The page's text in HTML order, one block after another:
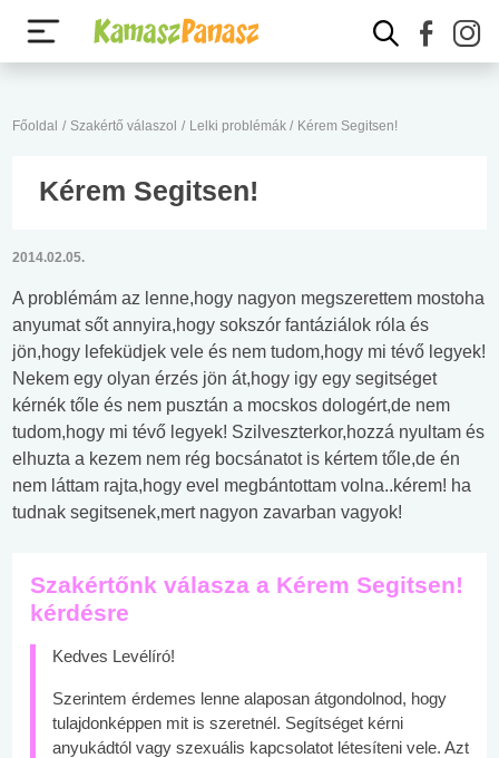
Főoldal / Szakértő válaszol / Lelki problémák / Kérem Segitsen!
Kérem Segitsen!
2014.02.05.
A problémám az lenne,hogy nagyon megszerettem mostoha
anyumat sőt annyira,hogy sokszór fantáziálok róla és
jön,hogy lefeküdjek vele és nem tudom,hogy mi tévő legyek!
Nekem egy olyan érzés jön át,hogy igy egy segitséget
kérnék tőle és nem pusztán a mocskos dologért,de nem
tudom,hogy mi tévő legyek! Szilveszterkor,hozzá nyultam és
elhuzta a kezem nem rég bocsánatot is kértem tőle,de én
nem láttam rajta,hogy evel megbántottam volna..kérem! ha
tudnak segitsenek,mert nagyon zavarban vagyok!
Szakértőnk válasza a Kérem Segitsen!
kérdésre
Kedves Levélíró!
Szerintem érdemes lenne alaposan átgondolnod, hogy
tulajdonképpen mit is szeretnél. Segítséget kérni
anyukádtól vagy szexuális kapcsolatot létesíteni vele. Azt